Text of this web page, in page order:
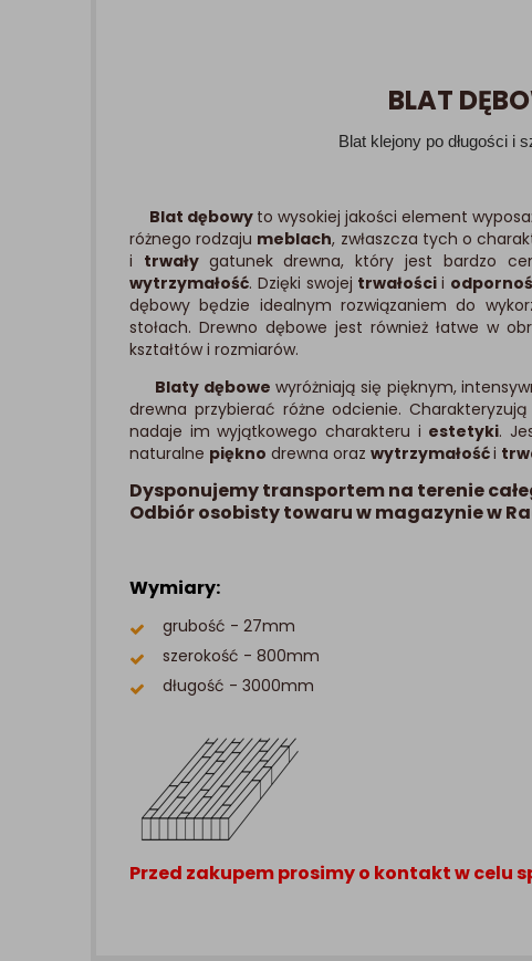
BLAT
Blat klejony po długości i
Blat dębowy to wysokiej jakości element
różnego rodzaju meblach, zwłaszcza tych o
i trwały gatunek drewna, który jest bardzo
wytrzymałość. Dzięki swojej trwałościi
dębowy będzie idealnym rozwiązaniem do
stołach. Drewno dębowe jest również łatwe w
kształtów i rozmiarów.
Blaty dębowe wyróżniają się pięknym,
drewna przybierać różne odcienie.
nadaje im wyjątkowego charakteru i estetyki.
naturalne piękno drewna oraz wytrzymałośći
Dysponujemy transportem na terenie
Odbiór osobisty towaru w magazynie w
Wymiary:
grubość - 27mm
szerokość - 800mm
długość - 3000mm
Przed zakupem prosimy o kontakt w celu